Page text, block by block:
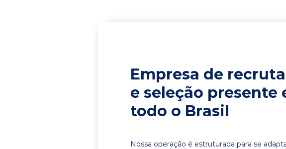
Empresa de
e seleção presente
todo o Brasil
Nossa operação é estruturada para se